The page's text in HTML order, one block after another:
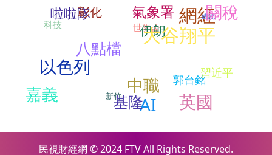
網紅
總統
世界盃
伊朗
嘉義
啦啦隊
AI
彰化 關稅
以色列
中職
科技
氣象署
新竹 英國
郭台銘
八點檔
習近平
大谷翔平
基隆
民視財經網 © 2024 FTV All Rights Reserved.